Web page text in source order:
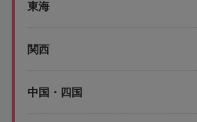
東海
関西
中国・四国